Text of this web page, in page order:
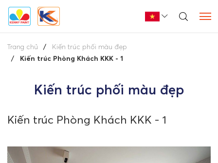
Trang chủ
Kiến trúc phối màu đẹp
Kiến trúc Phòng Khách KKK - 1
Kiến trúc phối màu đẹp
Kiến trúc Phòng Khách KKK - 1